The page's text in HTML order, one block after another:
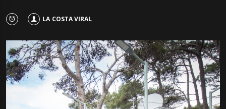
LA COSTA VIRAL